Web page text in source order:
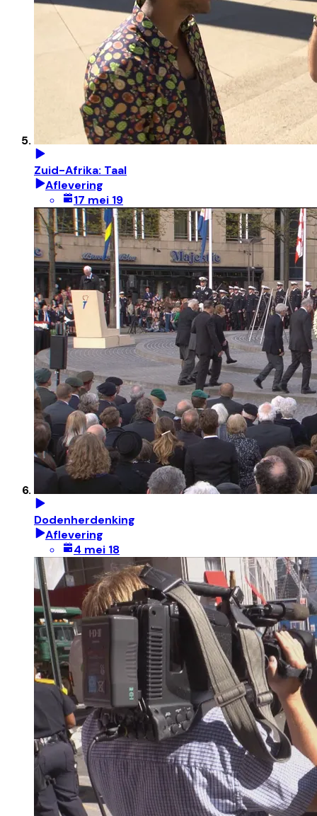
Zuid-Afrika: Taal
Aflevering
17 mei 19
Dodenherdenking
Aflevering
4 mei 18